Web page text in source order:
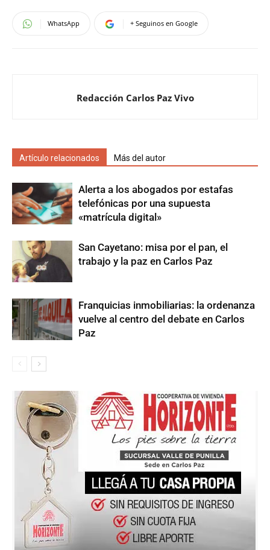
WhatsApp + Seguinos en Google
Redacción Carlos Paz Vivo
Artículo relacionados Más del autor
Alerta a los abogados por estafas
telefónicas por una supuesta
«matrícula digital»
San Cayetano: misa por el pan, el
trabajo y la paz en Carlos Paz
Franquicias inmobiliarias: la ordenanza
vuelve al centro del debate en Carlos
Paz